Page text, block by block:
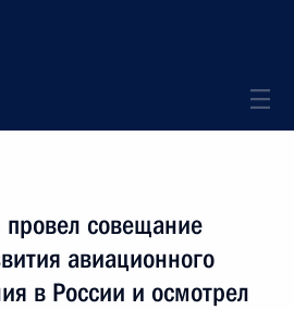
совещание
авиационного
в России и осмотрел